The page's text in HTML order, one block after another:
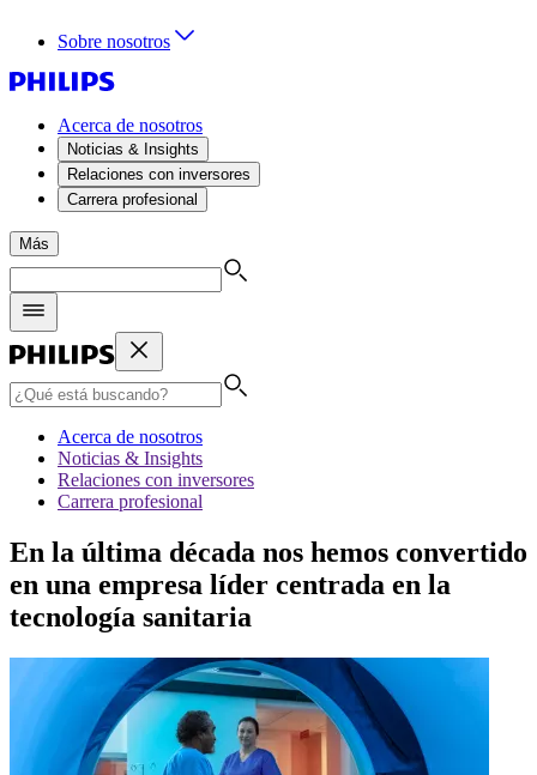
Sobre nosotros
Acerca de nosotros
Noticias & Insights
Relaciones con inversores
Carrera profesional
Más
Acerca de nosotros
Noticias & Insights
Relaciones con inversores
Carrera profesional
En la última década nos hemos convertido
en una empresa líder centrada en la
tecnología sanitaria